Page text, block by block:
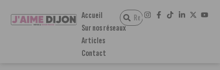
Accueil
Sur nos réseaux
Articles
Contact